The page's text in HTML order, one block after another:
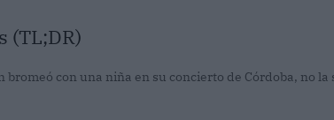
(TL;DR)
bromeó con una niña en su concierto de Córdoba, no la